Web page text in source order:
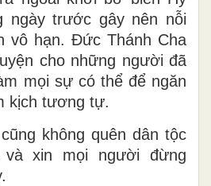
ngày trước gây nên nỗi
vô hạn. Đức Thánh Cha
cho những người đã
mọi sự có thể để ngăn
kịch tương tự.
không quên dân tộc
xin mọi người đừng